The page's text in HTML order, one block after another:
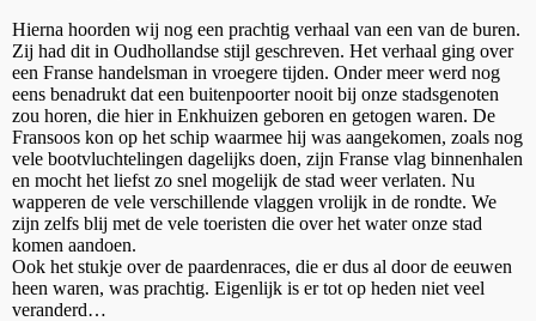
Hierna hoorden wij nog een prachtig verhaal van een van de buren.
Zij had dit in Oudhollandse stijl geschreven. Het verhaal ging over
een Franse handelsman in vroegere tijden. Onder meer werd nog
eens benadrukt dat een buitenpoorter nooit bij onze stadsgenoten
zou horen, die hier in Enkhuizen geboren en getogen waren. De
Fransoos kon op het schip waarmee hij was aangekomen, zoals nog
vele bootvluchtelingen dagelijks doen, zijn Franse vlag binnenhalen
en mocht het liefst zo snel mogelijk de stad weer verlaten. Nu
wapperen de vele verschillende vlaggen vrolijk in de rondte. We
zijn zelfs blij met de vele toeristen die over het water onze stad
komen aandoen.
Ook het stukje over de paardenraces, die er dus al door de eeuwen
heen waren, was prachtig. Eigenlijk is er tot op heden niet veel
veranderd…